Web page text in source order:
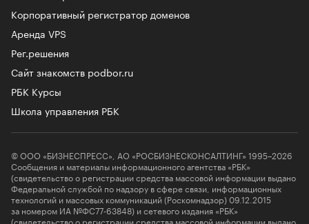
Корпоративный регистратор доменов
Аренда VPS
Рег.решения
Сайт знакомств podbor.ru
РБК Курсы
Школа управления РБК
© ООО «БИЗНЕСПРЕСС», АО «РОСБИЗНЕСКОНСАЛТИНГ» 1995–2026
Сообщения и материалы информационного агентства «РБК»
(свидетельство о регистрации средства массовой информации выдано
Федеральной службой по надзору в сфере связи, информационных
технологий и массовых коммуникаций (Роскомнадзор) 09.12.2015
за номером ИА №ФС77-63848) и сетевого издания «РБК»
(свидетельство о регистрации средства массовой информации выдано